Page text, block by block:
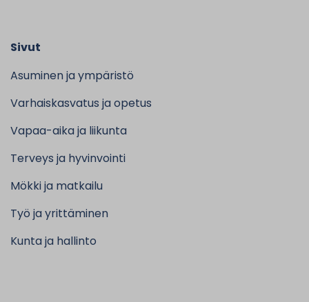
Sivut
Asuminen ja ympäristö
Varhaiskasvatus ja opetus
Vapaa-aika ja liikunta
Terveys ja hyvinvointi
Mökki ja matkailu
Työ ja yrittäminen
Kunta ja hallinto